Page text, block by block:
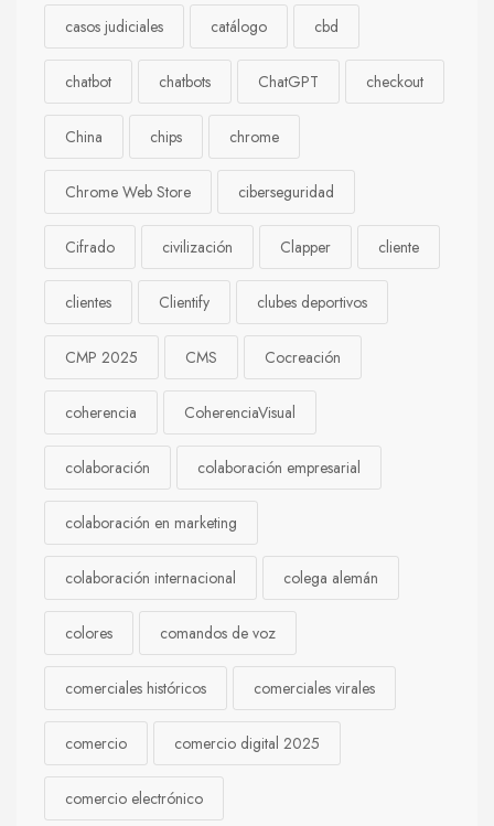
casos judiciales catálogo cbd
chatbot chatbots ChatGPT checkout
China chips chrome
Chrome Web Store ciberseguridad
Cifrado civilización Clapper cliente
clientes Clientify clubes deportivos
CMP 2025 CMS Cocreación
coherencia CoherenciaVisual
colaboración colaboración empresarial
colaboración en marketing
colaboración internacional colega alemán
colores comandos de voz
comerciales históricos comerciales virales
comercio comercio digital 2025
comercio electrónico